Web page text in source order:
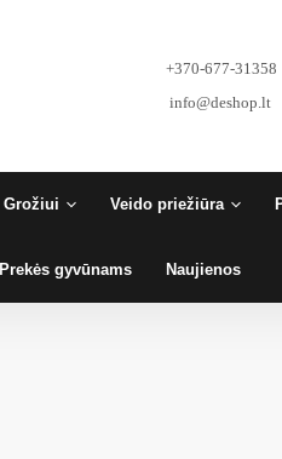
+370-677-31358
info@deshop.lt
Grožiui Veido priežiūra
Prekės gyvūnams Naujienos